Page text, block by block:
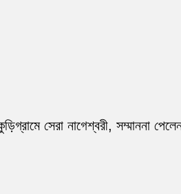
সেরা নাগেশ্বরী, সম্মাননা